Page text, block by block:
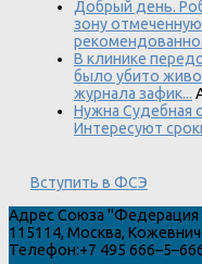
Добрый день.
зону
В клинике
было убито
журнала зафик...
Нужна Судебная
Интересуют
Вступить в ФСЭ
Адрес Союза "Федерация
115114, Москва,
Телефон:+7 495